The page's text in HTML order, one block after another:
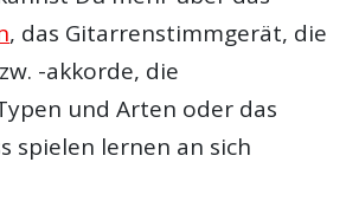
, das Gitarrenstimmgerät, die
-akkorde, die
und Arten oder das
spielen lernen an sich